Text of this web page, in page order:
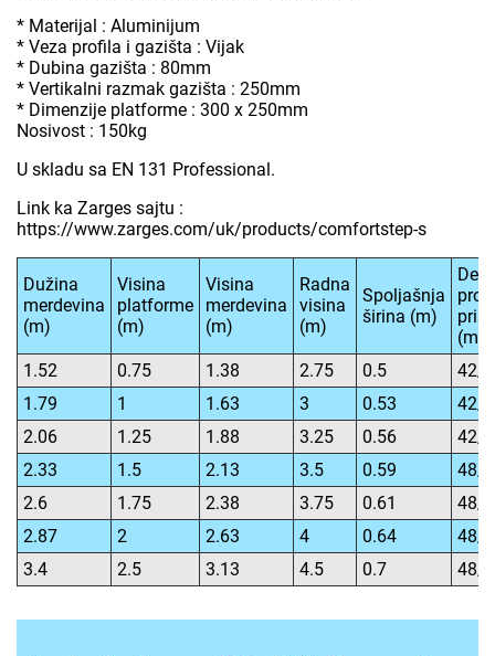
* Materijal : Aluminijum
* Veza profila i gazišta : Vijak
* Dubina gazišta : 80mm
* Vertikalni razmak gazišta : 250mm
* Dimenzije platforme : 300 x 250mm
Nosivost : 150kg
U skladu sa EN 131 Professional.
Link ka Zarges sajtu :
https://www.zarges.com/uk/products/comfortstep-s
Dužina
merdevina
(m)
Visina
platforme
(m)
Visina
merdevina
(m)
Radna
visina
(m)
Spoljašnja
širina (m)
1.52
0.75 1.38 2.75 0.5
42/
1.79
1 1.63 3 0.53
42/
2.06
1.25 1.88 3.25 0.56
42/
2.33
1.5 2.13 3.5 0.59
48/
2.6
1.75 2.38 3.75 0.61
48/
2.87
2 2.63 4 0.64
48/
3.4
2.5 3.13 4.5 0.7 48/